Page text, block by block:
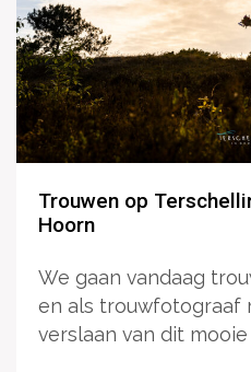
Trouwen op
Hoorn
We gaan vandaag
en als trouwfotograaf
verslaan van dit mooie